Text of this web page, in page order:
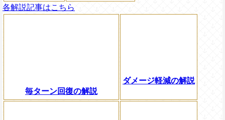
各解説記事はこちら
毎ターン回復の解説
ダメージ軽減の解説